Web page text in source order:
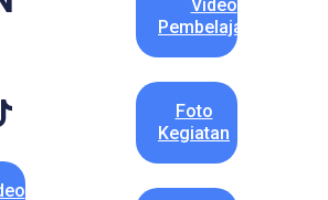
Video
Pembelajaran
Foto
Kegiatan